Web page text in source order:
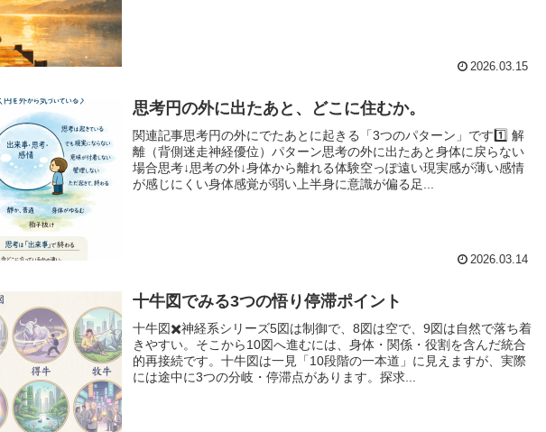
2026.03.15
思考円の外に出たあと、どこに住むか。
関連記事思考円の外にでたあとに起きる「3つのパターン」です1️⃣ 解
離（背側迷走神経優位）パターン思考の外に出たあと身体に戻らない
場合思考↓思考の外↓身体から離れる体験空っぽ遠い現実感が薄い感情
が感じにくい身体感覚が弱い上半身に意識が偏る足...
2026.03.14
十牛図でみる3つの悟り停滞ポイント
十牛図✖️神経系シリーズ5図は制御で、8図は空で、9図は自然で落ち着
きやすい。そこから10図へ進むには、身体・関係・役割を含んだ統合
的再接続です。十牛図は一見「10段階の一本道」に見えますが、実際
には途中に3つの分岐・停滞点があります。探求...